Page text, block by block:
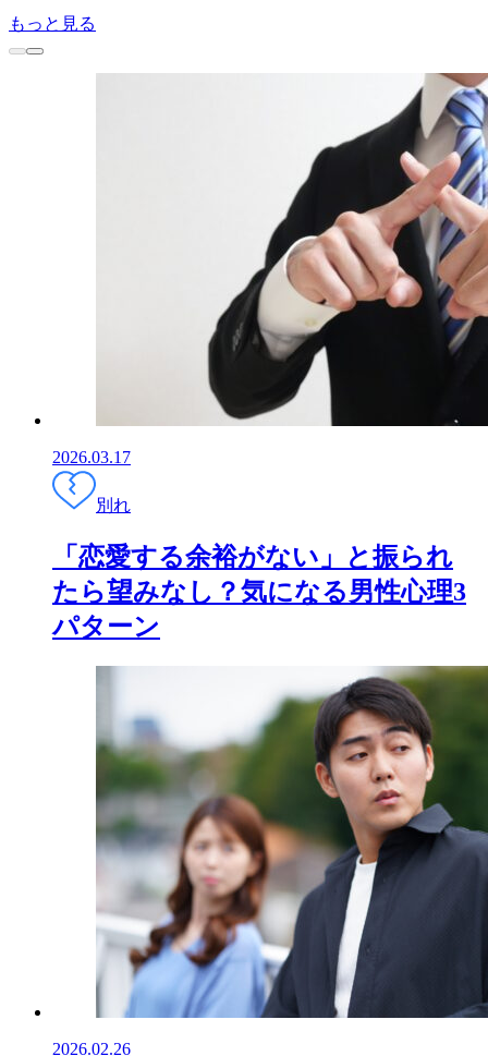
もっと見る
2026.03.17
別れ
「恋愛する余裕がない」と振られ
たら望みなし？気になる男性心理3
パターン
2026.02.26